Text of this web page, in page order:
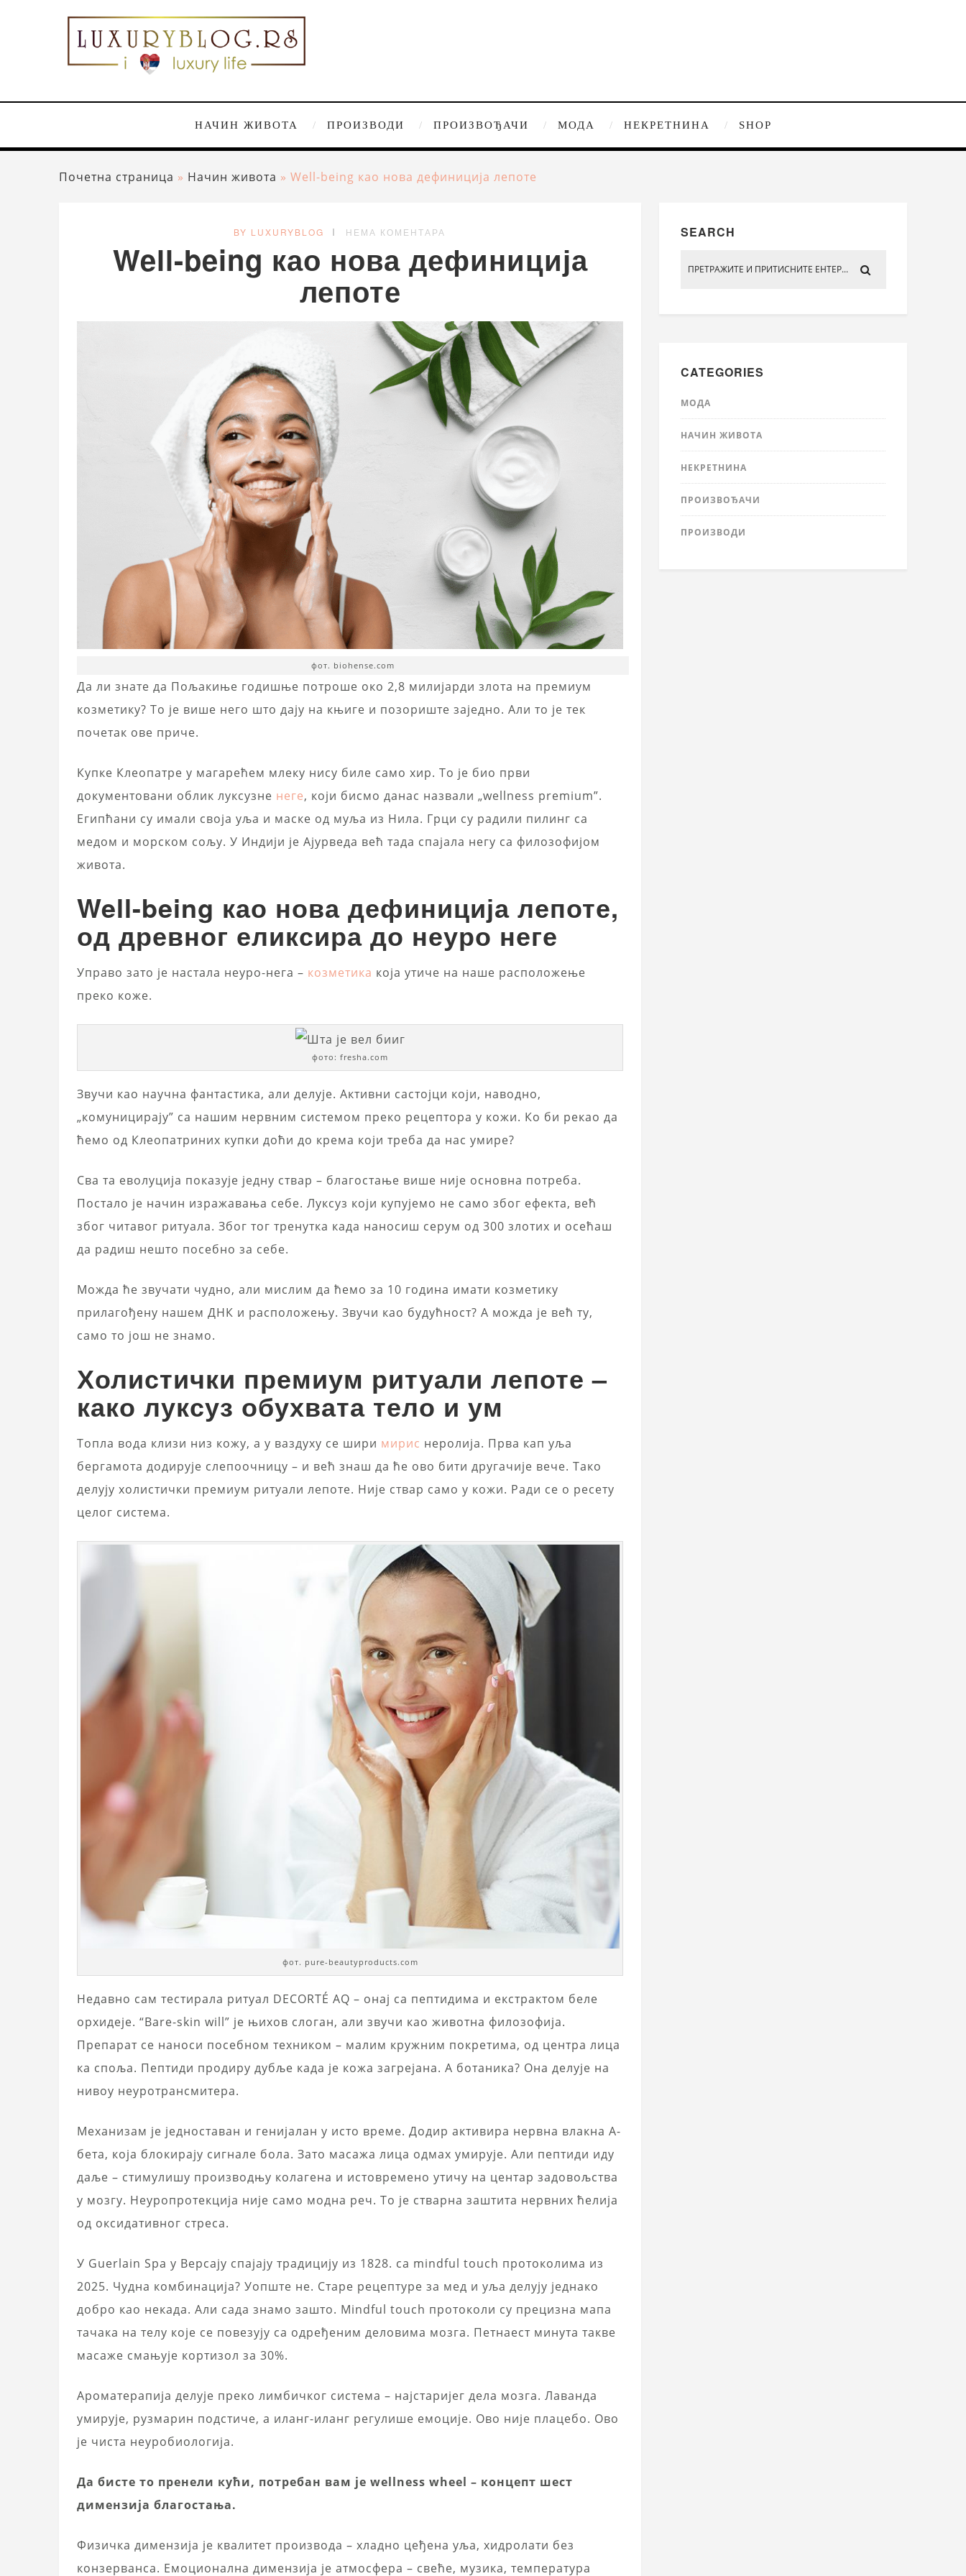
НАЧИН ЖИВОТА ПРОИЗВОДИ ПРОИЗВОЂАЧИ МОДА НЕКРЕТНИНА SHOP
Почетна страница » Начин живота » Well-being као нова дефиниција лепоте
BY LUXURYBLOG НЕМА КОМЕНТАРА
Well-being као нова дефиниција
лепоте
фот. biohense.com
Да ли знате да Пољакиње годишње потроше око 2,8 милијарди злота на премиум
козметику? То је више него што дају на књиге и позориште заједно. Али то је тек
почетак ове приче.
Купке Клеопатре у магарећем млеку нису биле само хир. То је био први
документовани облик луксузне неге, који бисмо данас назвали „wellness premium”.
Египћани су имали своја уља и маске од муља из Нила. Грци су радили пилинг са
медом и морском сољу. У Индији је Ајурведа већ тада спајала негу са филозофијом
живота.
Well-being као нова дефиниција лепоте,
од древног еликсира до неуро неге
Управо зато је настала неуро-нега – козметика која утиче на наше расположење
преко коже.
фото: fresha.com
Звучи као научна фантастика, али делује. Активни састојци који, наводно,
„комуницирају” са нашим нервним системом преко рецептора у кожи. Ко би рекао да
ћемо од Клеопатриних купки доћи до крема који треба да нас умире?
Сва та еволуција показује једну ствар – благостање више није основна потреба.
Постало је начин изражавања себе. Луксуз који купујемо не само због ефекта, већ
због читавог ритуала. Због тог тренутка када наносиш серум од 300 злотих и осећаш
да радиш нешто посебно за себе.
Можда ће звучати чудно, али мислим да ћемо за 10 година имати козметику
прилагођену нашем ДНК и расположењу. Звучи као будућност? А можда је већ ту,
само то још не знамо.
Холистички премиум ритуали лепоте –
како луксуз обухвата тело и ум
Топла вода клизи низ кожу, а у ваздуху се шири мирис неролија. Прва кап уља
бергамота додирује слепоочницу – и већ знаш да ће ово бити другачије вече. Тако
делују холистички премиум ритуали лепоте. Није ствар само у кожи. Ради се о ресету
целог система.
фот. pure-beautyproducts.com
Недавно сам тестирала ритуал DECORTÉ AQ – онај са пептидима и екстрактом беле
орхидеје. “Bare-skin will” је њихов слоган, али звучи као животна филозофија.
Препарат се наноси посебном техником – малим кружним покретима, од центра лица
ка споља. Пептиди продиру дубље када је кожа загрејана. А ботаника? Она делује на
нивоу неуротрансмитера.
Механизам је једноставан и генијалан у исто време. Додир активира нервна влакна А-
бета, која блокирају сигнале бола. Зато масажа лица одмах умирује. Али пептиди иду
даље – стимулишу производњу колагена и истовремено утичу на центар задовољства
у мозгу. Неуропротекција није само модна реч. То је стварна заштита нервних ћелија
од оксидативног стреса.
У Guerlain Spa у Версају спајају традицију из 1828. са mindful touch протоколима из
2025. Чудна комбинација? Уопште не. Старе рецептуре за мед и уља делују једнако
добро као некада. Али сада знамо зашто. Mindful touch протоколи су прецизна мапа
тачака на телу које се повезују са одређеним деловима мозга. Петнаест минута такве
масаже смањује кортизол за 30%.
Ароматерапија делује преко лимбичког система – најстаријег дела мозга. Лаванда
умирује, рузмарин подстиче, а иланг-иланг регулише емоције. Ово није плацебо. Ово
је чиста неуробиологија.
Да бисте то пренели кући, потребан вам је wellness wheel – концепт шест
димензија благостања.
Физичка димензија је квалитет производа – хладно цеђена уља, хидролати без
конзерванса. Емоционална димензија је атмосфера – свеће, музика, температура
SEARCH
CATEGORIES
МОДА
НАЧИН ЖИВОТА
НЕКРЕТНИНА
ПРОИЗВОЂАЧИ
ПРОИЗВОДИ